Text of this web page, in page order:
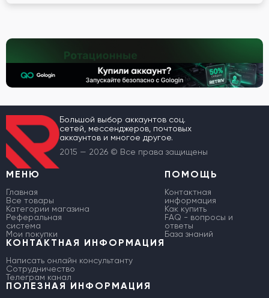
Большой выбор аккаунтов соц.
сетей, мессенджеров, почтовых
аккаунтов и многое другое.
2015 — 2026 © Все права защищены
МЕНЮ
Главная
Все товары
Категории магазина
Реферальная
система
Мои покупки
ПОМОЩЬ
Контактная
информация
Как купить
FAQ - вопросы и
ответы
База знаний
КОНТАКТНАЯ ИНФОРМАЦИЯ
Написать онлайн консультанту
Сотрудничество
Телеграм канал
ПОЛЕЗНАЯ ИНФОРМАЦИЯ